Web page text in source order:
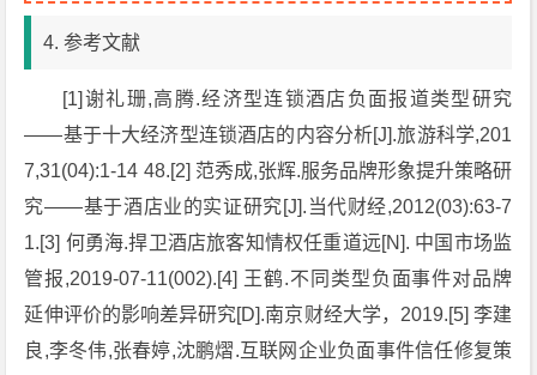
4. 参考文献
[1]谢礼珊,高腾.经济型连锁酒店负面报道类型研究
——基于十大经济型连锁酒店的内容分析[J].旅游科学,201
7,31(04):1-14 48.[2] 范秀成,张辉.服务品牌形象提升策略研
究——基于酒店业的实证研究[J].当代财经,2012(03):63-7
1.[3] 何勇海.捍卫酒店旅客知情权任重道远[N]. 中国市场监
管报,2019-07-11(002).[4] 王鹤.不同类型负面事件对品牌
延伸评价的影响差异研究[D].南京财经大学，2019.[5] 李建
良,李冬伟,张春婷,沈鹏熠.互联网企业负面事件信任修复策